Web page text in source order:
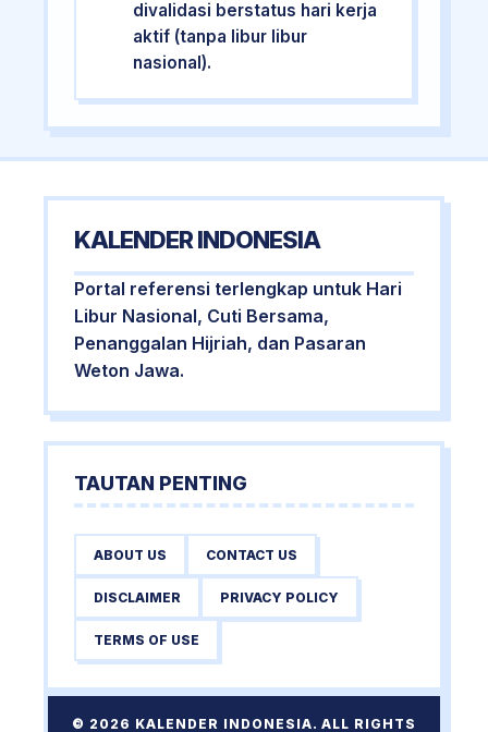
divalidasi berstatus hari kerja
aktif (tanpa libur libur
nasional).
KALENDER INDONESIA
Portal referensi terlengkap untuk Hari
Libur Nasional, Cuti Bersama,
Penanggalan Hijriah, dan Pasaran
Weton Jawa.
TAUTAN PENTING
ABOUT US CONTACT US
DISCLAIMER PRIVACY POLICY
TERMS OF USE
© 2026 KALENDER INDONESIA. ALL RIGHTS